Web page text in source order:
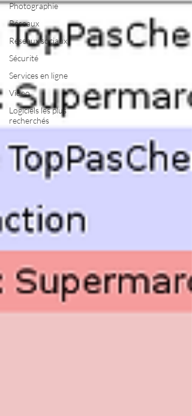
Photographie
Réseaux
Réseaux sociaux
Sécurité
Services en ligne
Video
Logiciels les plus
recherchés